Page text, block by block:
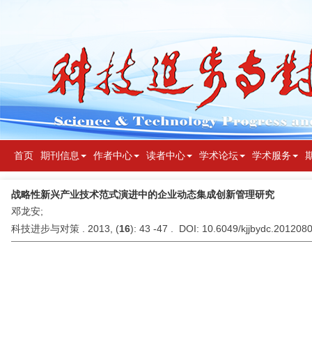
首页 期刊信息 作者中心 读者中心 学术论坛 学术服务
战略性新兴产业技术范式演进中的企业动态集成创新管理研究
邓龙安;
科技进步与对策 . 2013, (16): 43 -47 . DOI: 10.6049/